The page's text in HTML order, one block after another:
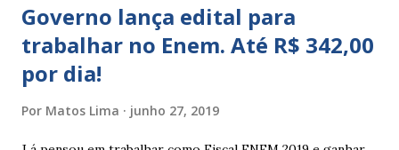
Governo lança edital para
trabalhar no Enem. Até R$ 342,00
por dia!
Por Matos Lima junho 27, 2019